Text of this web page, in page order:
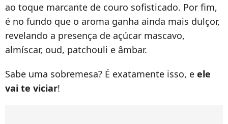
ao toque marcante de couro sofisticado. Por fim,
é no fundo que o aroma ganha ainda mais dulçor,
revelando a presença de açúcar mascavo,
almíscar, oud, patchouli e âmbar.
Sabe uma sobremesa? É exatamente isso, e ele
vai te viciar!